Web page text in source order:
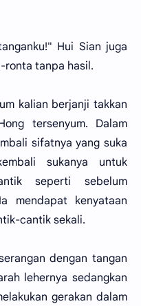
Hui Sian juga
ronta tanpa hasil.
kalian berjanji takkan
tersenyum. Dalam
sifatnya yang suka
sukanya untuk
seperti sebelum
mendapat kenyataan
cantik sekali.
dengan tangan
lehernya sedangkan
gerakan dalam